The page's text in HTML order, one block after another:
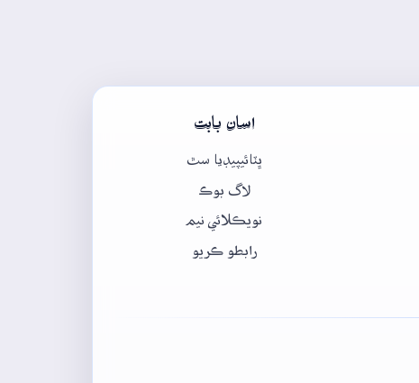
اسان بابت
ڀٽائيپيڊيا سٿ
لاگ بوڪ
نويڪلائي نيم
رابطو ڪريو